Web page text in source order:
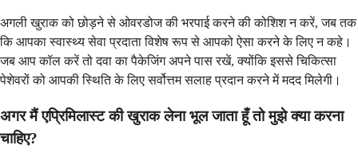
अगली खुराक को छोड़ने से ओवरडोज की भरपाई करने की कोशिश न करें, जब तक
कि आपका स्वास्थ्य सेवा प्रदाता विशेष रूप से आपको ऐसा करने के लिए न कहे।
जब आप कॉल करें तो दवा का पैकेजिंग अपने पास रखें, क्योंकि इससे चिकित्सा
पेशेवरों को आपकी स्थिति के लिए सर्वोत्तम सलाह प्रदान करने में मदद मिलेगी।
अगर मैं एप्रिमिलास्ट की खुराक लेना भूल जाता हूँ तो मुझे क्या करना
चाहिए?